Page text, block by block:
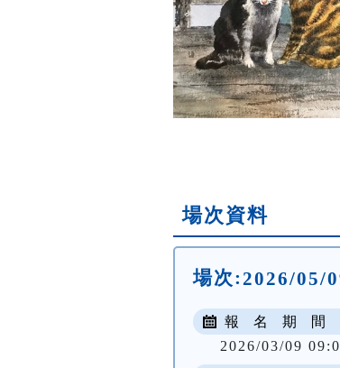
場次資料
場次:2026/05/
報 名 期 間
2026/03/09